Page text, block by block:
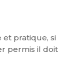
et pratique, si
permis il doit